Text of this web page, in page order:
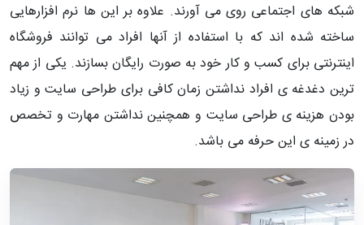
شبکه های اجتماعی روی می آورند. علاوه بر این ها نرم افزارهایی
ساخته شده اند که با استفاده از آنها افراد می توانند فروشگاه
اینترنتی برای کسب و کار خود به صورت رایگان بسازند. یکی از مهم
ترین دغدغه ی افراد نداشتن زمان کافی برای طراحی سایت و زیاد
بودن هزینه ی طراحی سایت و همچنین نداشتن مهارت و تخصص
در زمینه ی این حرفه می باشد.